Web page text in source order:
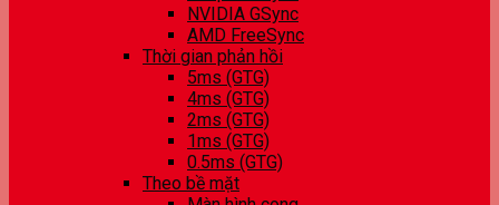
NVIDIA GSync
AMD FreeSync
Thời gian phản hồi
5ms (GTG)
4ms (GTG)
2ms (GTG)
1ms (GTG)
0.5ms (GTG)
Theo bề mặt